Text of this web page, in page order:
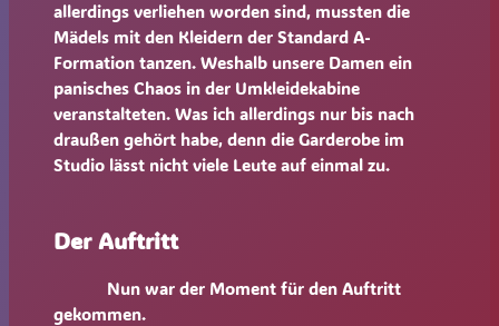
allerdings verliehen worden sind, mussten die
Mädels mit den Kleidern der Standard A-
Formation tanzen. Weshalb unsere Damen ein
panisches Chaos in der Umkleidekabine
veranstalteten. Was ich allerdings nur bis nach
draußen gehört habe, denn die Garderobe im
Studio lässt nicht viele Leute auf einmal zu.
Der Auftritt
Nun war der Moment für den Auftritt
gekommen.